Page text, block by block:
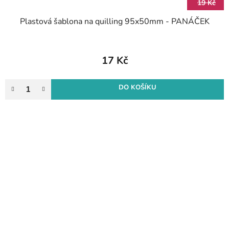
19 Kč
Plastová šablona na quilling 95x50mm - PANÁČEK
17 Kč
DO KOŠÍKU